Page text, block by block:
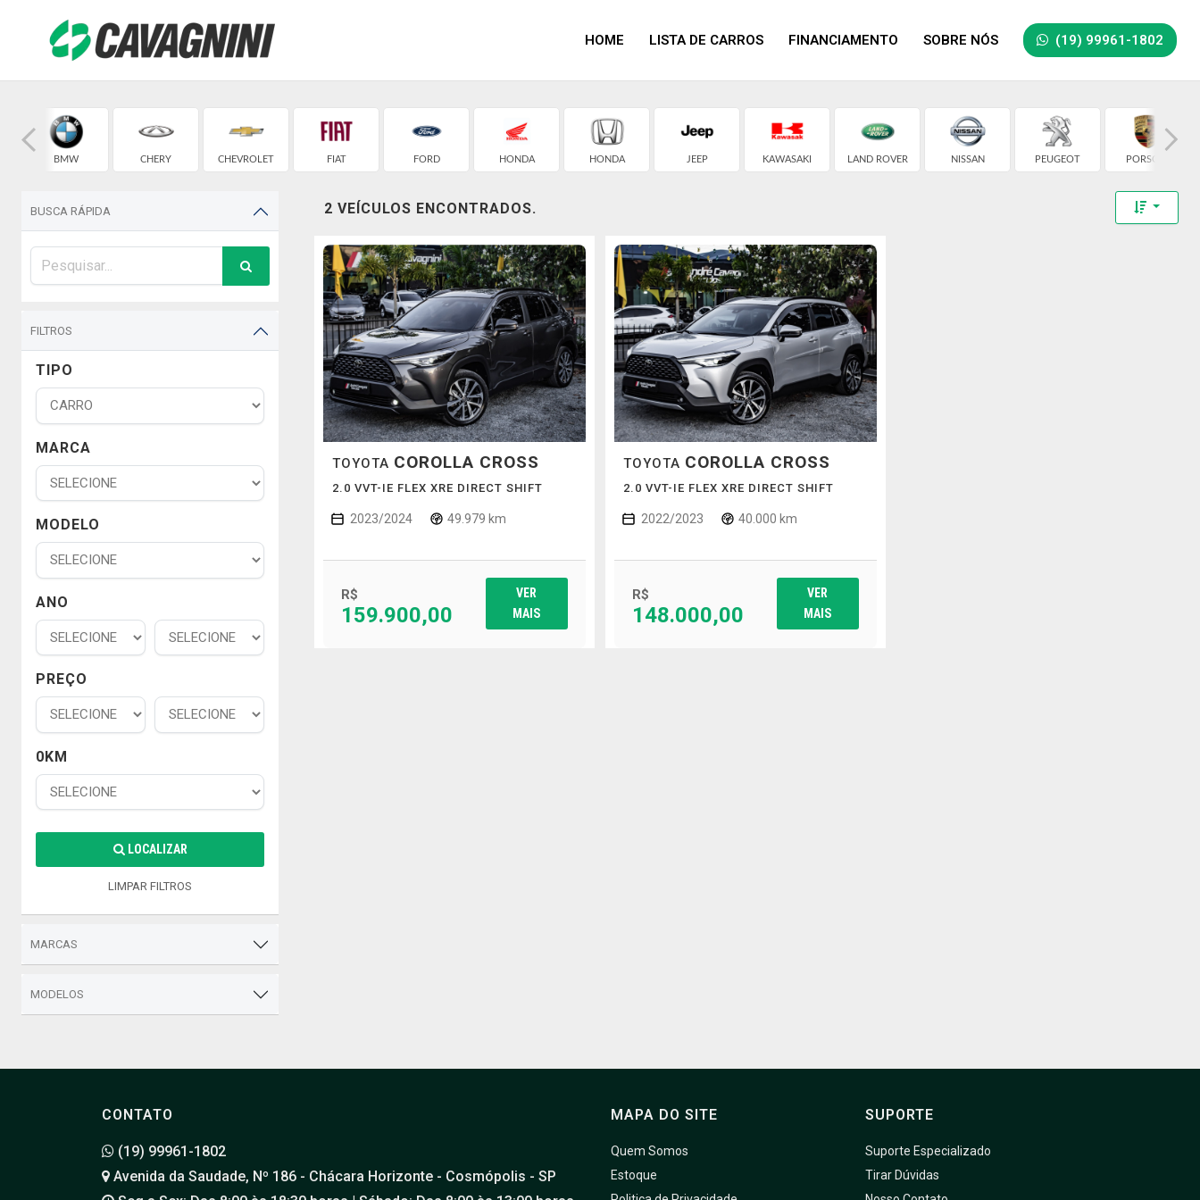
HOME LISTA DE CARROS FINANCIAMENTO SOBRE NÓS (19) 99961-1802
BMW CHERY CHEVROLET FIAT FORD HONDA HONDA JEEP KAWASAKI LAND ROVER NISSAN PEUGEOT PORSCHE
BUSCA RÁPIDA
FILTROS
TIPO
MARCA
MODELO
ANO
PREÇO
0KM
LOCALIZAR
LIMPAR FILTROS
MARCAS
MODELOS
2 VEÍCULOS ENCONTRADOS. Toggle
TOYOTA COROLLA CROSS
2.0 VVT-IE FLEX XRE DIRECT SHIFT
2023/2024 49.979 km
R$
159.900,00
VER
MAIS
TOYOTA COROLLA CROSS
2.0 VVT-IE FLEX XRE DIRECT SHIFT
2022/2023 40.000 km
R$
148.000,00
VER
MAIS
CONTATO
(19) 99961-1802
Avenida da Saudade, Nº 186 - Chácara Horizonte - Cosmópolis - SP
MAPA DO SITE
Quem Somos
Estoque
SUPORTE
Suporte Especializado
Tirar Dúvidas